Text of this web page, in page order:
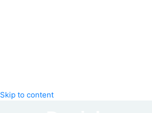
Skip to content